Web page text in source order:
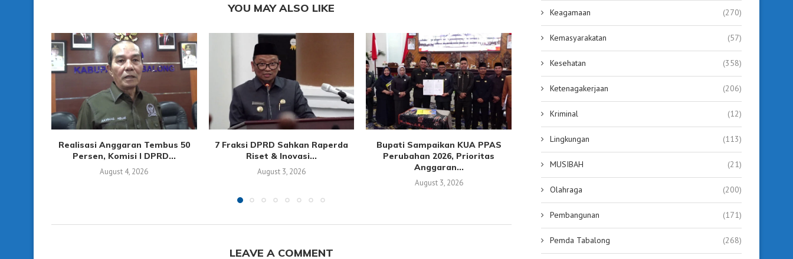
YOU MAY ALSO LIKE
Realisasi Anggaran Tembus 50
Persen, Komisi I DPRD...
August 4, 2026
7 Fraksi DPRD Sahkan Raperda
Riset & Inovasi...
August 3, 2026
Bupati Sampaikan KUA PPAS
Perubahan 2026, Prioritas
Anggaran...
August 3, 2026
Finishing Raperda Riset & Inovasi,
DPRD Dorong Penyusunan...
Soal Event Olahraga
Beasiswa Jadi Catatan
July 29, 2026
LEAVE A COMMENT
Keagamaan (270)
Kemasyarakatan (57)
Kesehatan (358)
Ketenagakerjaan (206)
Kriminal (12)
Lingkungan (113)
MUSIBAH (21)
Olahraga (200)
Pembangunan (171)
Pemda Tabalong (268)